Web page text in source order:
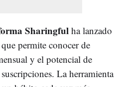
Sharingful ha lanzado
permite conocer de
y el potencial de
La herramienta